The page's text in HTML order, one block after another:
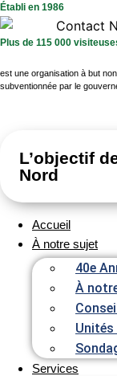
Établi en 1986
Plus de 115 000
est une organisation à but
subventionnée par le
L’objectif
Nord
Accueil
À notre sujet
40e
À
Services